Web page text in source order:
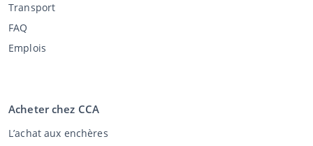
Transport
FAQ
Emplois
Acheter chez CCA
L’achat aux enchères